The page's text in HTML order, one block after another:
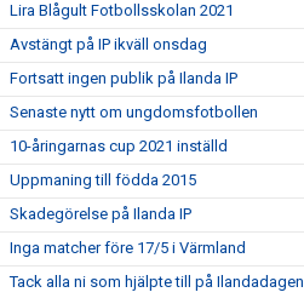
Lira Blågult Fotbollsskolan 2021
Avstängt på IP ikväll onsdag
Fortsatt ingen publik på Ilanda IP
Senaste nytt om ungdomsfotbollen
10-åringarnas cup 2021 inställd
Uppmaning till födda 2015
Skadegörelse på Ilanda IP
Inga matcher före 17/5 i Värmland
Tack alla ni som hjälpte till på Ilandadagen